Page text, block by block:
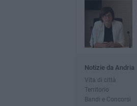
Notizie da Andria
Vita di città
Territorio
Bandi e Concorsi